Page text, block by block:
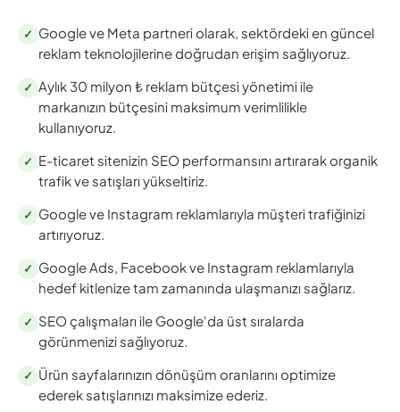
✓ Google ve Meta partneri olarak, sektördeki en güncel
reklam teknolojilerine doğrudan erişim sağlıyoruz.
✓ Aylık 30 milyon ₺ reklam bütçesi yönetimi ile
markanızın bütçesini maksimum verimlilikle
kullanıyoruz.
✓ E-ticaret sitenizin SEO performansını artırarak organik
trafik ve satışları yükseltiriz.
✓ Google ve Instagram reklamlarıyla müşteri trafiğinizi
artırıyoruz.
✓ Google Ads, Facebook ve Instagram reklamlarıyla
hedef kitlenize tam zamanında ulaşmanızı sağlarız.
✓ SEO çalışmaları ile Google'da üst sıralarda
görünmenizi sağlıyoruz.
✓ Ürün sayfalarınızın dönüşüm oranlarını optimize
ederek satışlarınızı maksimize ederiz.